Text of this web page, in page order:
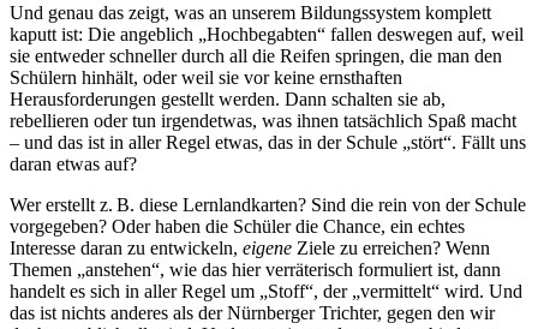
Und genau das zeigt, was an unserem Bildungssystem komplett
kaputt ist: Die angeblich „Hochbegabten“ fallen deswegen auf, weil
sie entweder schneller durch all die Reifen springen, die man den
Schülern hinhält, oder weil sie vor keine ernsthaften
Herausforderungen gestellt werden. Dann schalten sie ab,
rebellieren oder tun irgendetwas, was ihnen tatsächlich Spaß macht
– und das ist in aller Regel etwas, das in der Schule „stört“. Fällt uns
daran etwas auf?
Wer erstellt z. B. diese Lernlandkarten? Sind die rein von der Schule
vorgegeben? Oder haben die Schüler die Chance, ein echtes
Interesse daran zu entwickeln, eigene Ziele zu erreichen? Wenn
Themen „anstehen“, wie das hier verräterisch formuliert ist, dann
handelt es sich in aller Regel um „Stoff“, der „vermittelt“ wird. Und
das ist nichts anderes als der Nürnberger Trichter, gegen den wir